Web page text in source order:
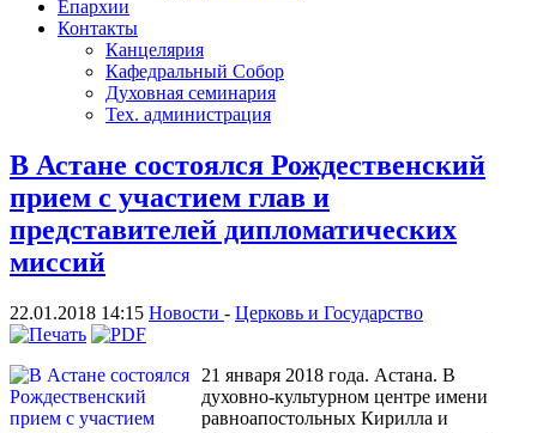
Епархии
Контакты
Канцелярия
Кафедральный Собор
Духовная семинария
Тех. администрация
В Астане состоялся Рождественский
прием с участием глав и
представителей дипломатических
миссий
22.01.2018 14:15 Новости - Церковь и Государство
21 января 2018 года. Астана. В
духовно-культурном центре имени
равноапостольных Кирилла и